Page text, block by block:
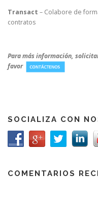
Transact – Colabore de
contratos
Para más información,
favor
SOCIALIZA CON
COMENTARIOS